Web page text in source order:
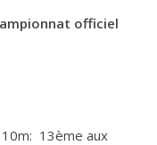
officiel
10m: 13ème aux